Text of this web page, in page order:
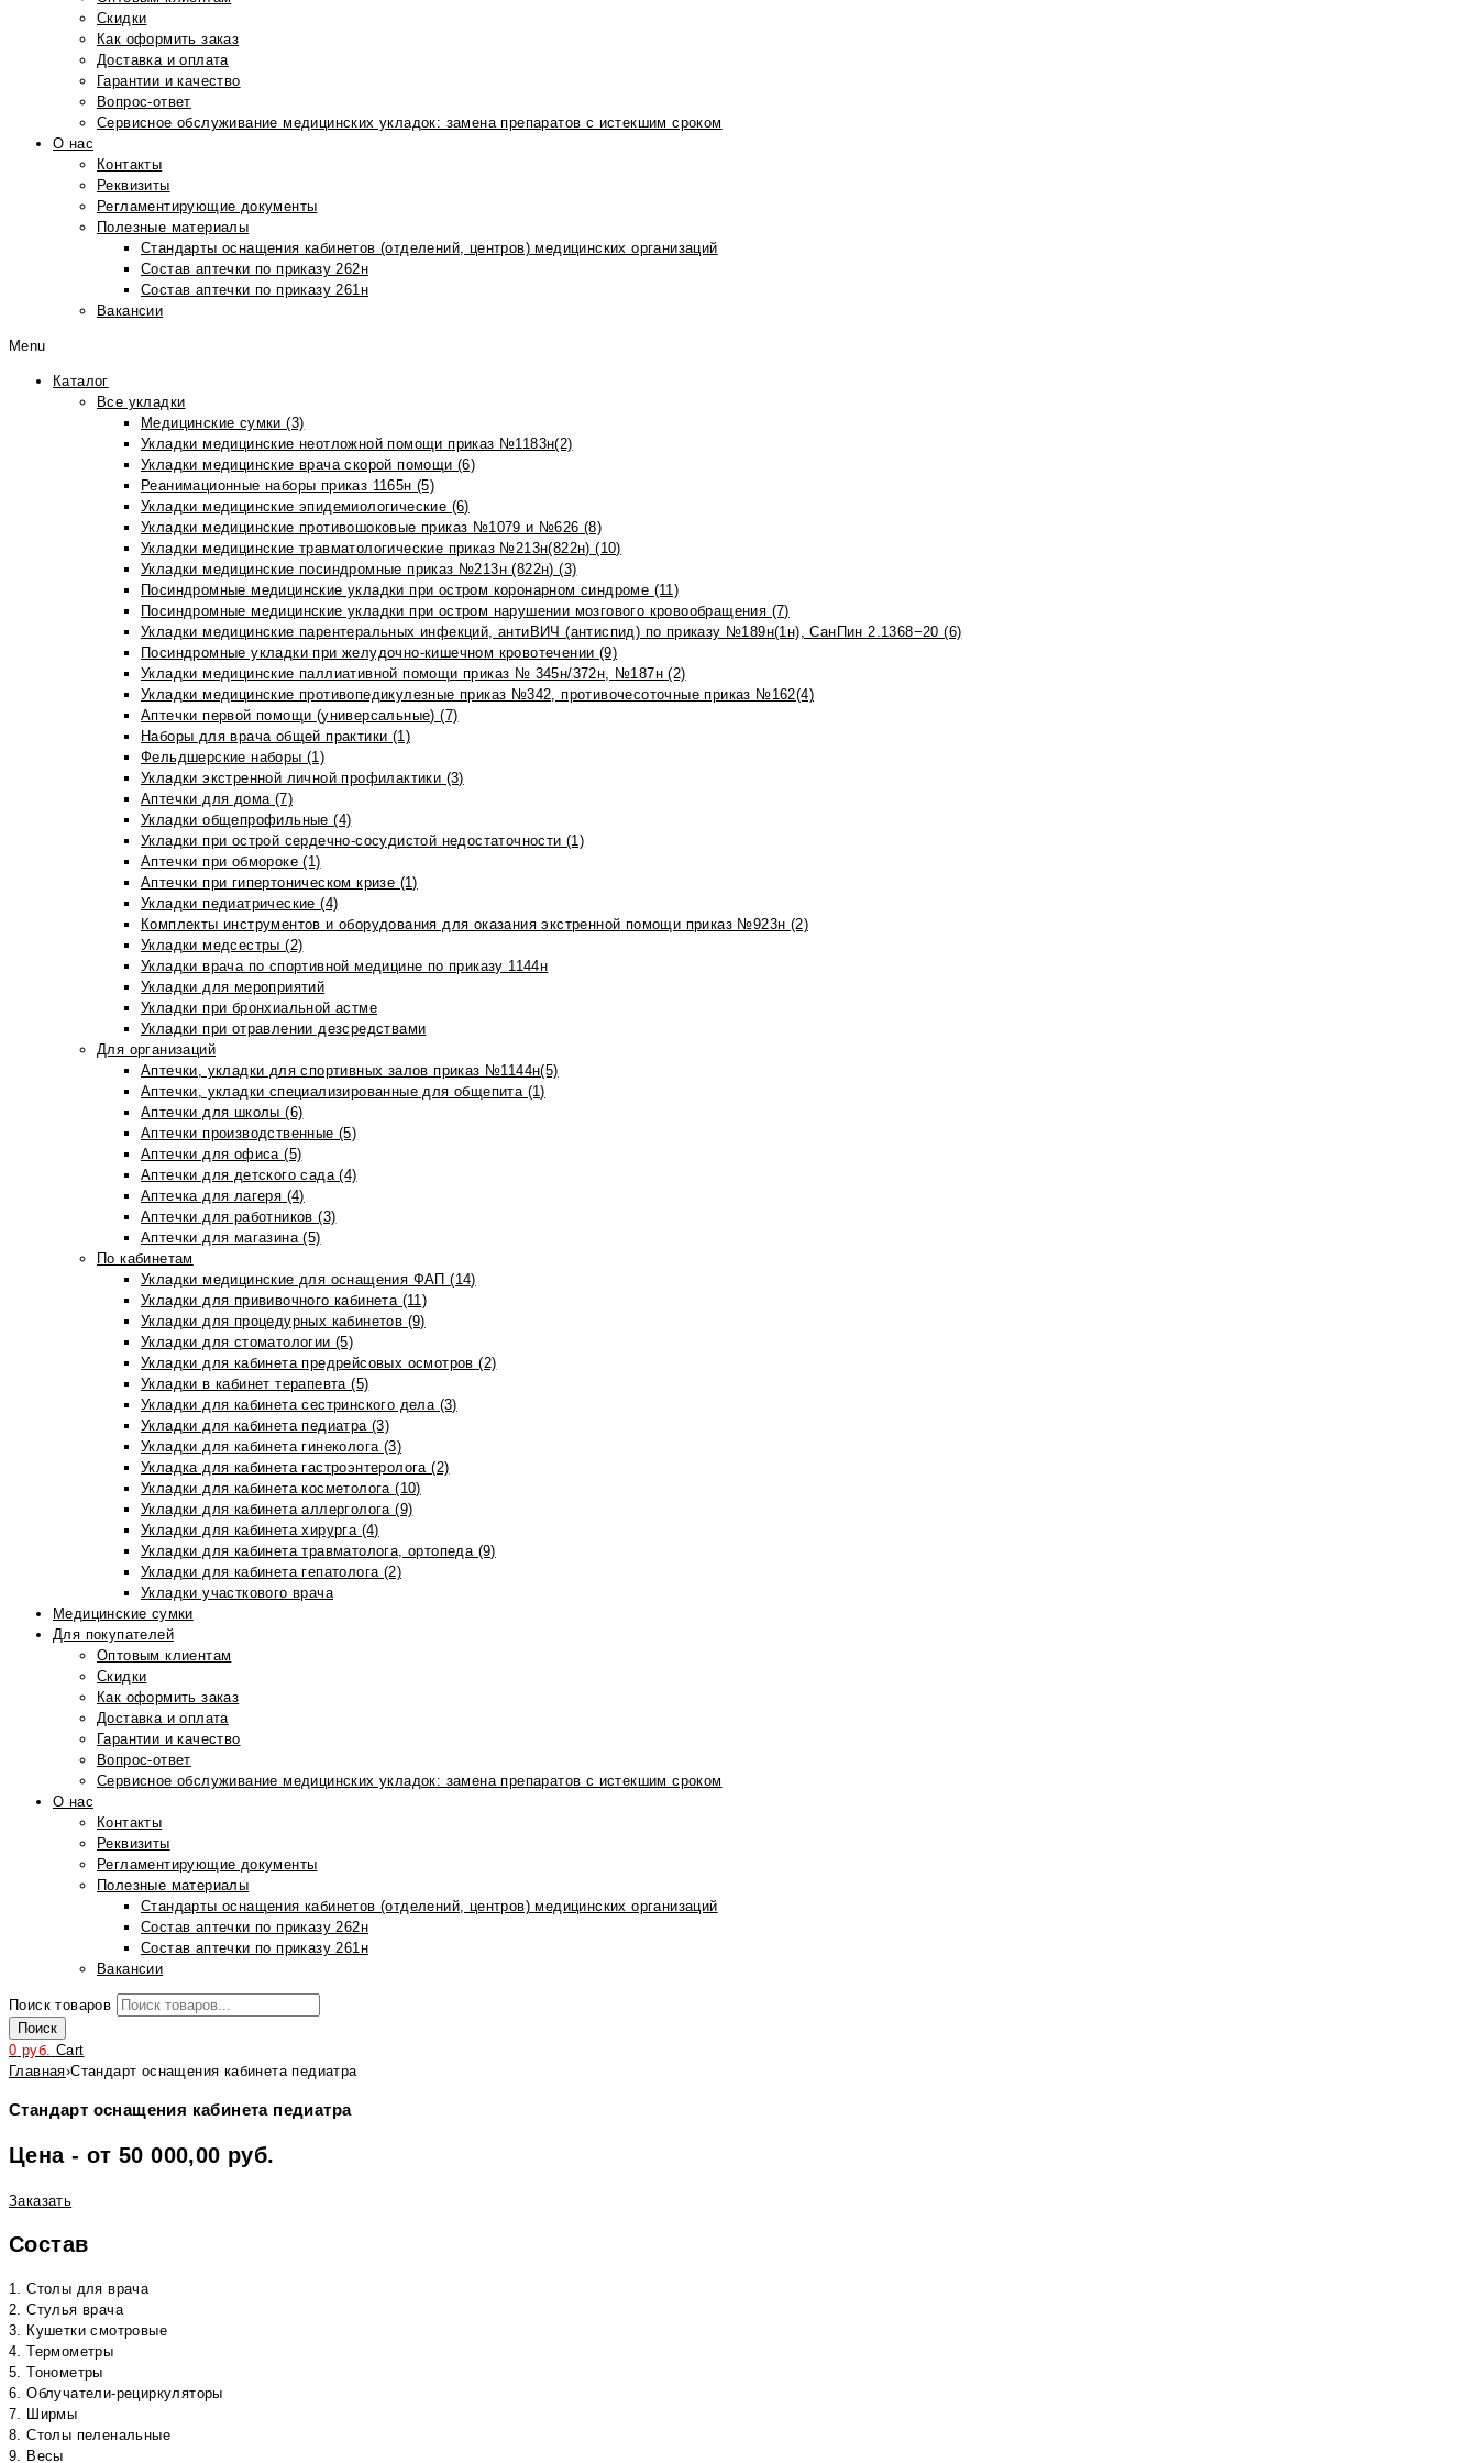
Скидки
Как оформить заказ
Доставка и оплата
Гарантии и качество
Вопрос-ответ
Сервисное обслуживание медицинских укладок: замена препаратов с истекшим сроком
О нас
Контакты
Реквизиты
Регламентирующие документы
Полезные материалы
Стандарты оснащения кабинетов (отделений, центров) медицинских организаций
Состав аптечки по приказу 262н
Состав аптечки по приказу 261н
Вакансии
Menu
Каталог
Все укладки
Медицинские сумки (3)
Укладки медицинские неотложной помощи приказ №1183н(2)
Укладки медицинские врача скорой помощи (6)
Реанимационные наборы приказ 1165н (5)
Укладки медицинские эпидемиологические (6)
Укладки медицинские противошоковые приказ №1079 и №626 (8)
Укладки медицинские травматологические приказ №213н(822н) (10)
Укладки медицинские посиндромные приказ №213н (822н) (3)
Посиндромные медицинские укладки при остром коронарном синдроме (11)
Посиндромные медицинские укладки при остром нарушении мозгового кровообращения (7)
Укладки медицинские парентеральных инфекций, антиВИЧ (антиспид) по приказу №189н(1н), СанПин 2.1368−20 (6)
Посиндромные укладки при желудочно-кишечном кровотечении (9)
Укладки медицинские паллиативной помощи приказ № 345н/372н, №187н (2)
Укладки медицинские противопедикулезные приказ №342, противочесоточные приказ №162(4)
Аптечки первой помощи (универсальные) (7)
Наборы для врача общей практики (1)
Фельдшерские наборы (1)
Укладки экстренной личной профилактики (3)
Аптечки для дома (7)
Укладки общепрофильные (4)
Укладки при острой сердечно-сосудистой недостаточности (1)
Аптечки при обмороке (1)
Аптечки при гипертоническом кризе (1)
Укладки педиатрические (4)
Комплекты инструментов и оборудования для оказания экстренной помощи приказ №923н (2)
Укладки медсестры (2)
Укладки врача по спортивной медицине по приказу 1144н
Укладки для мероприятий
Укладки при бронхиальной астме
Укладки при отравлении дезсредствами
Для организаций
Аптечки, укладки для спортивных залов приказ №1144н(5)
Аптечки, укладки специализированные для общепита (1)
Аптечки для школы (6)
Аптечки производственные (5)
Аптечки для офиса (5)
Аптечки для детского сада (4)
Аптечка для лагеря (4)
Аптечки для работников (3)
Аптечки для магазина (5)
По кабинетам
Укладки медицинские для оснащения ФАП (14)
Укладки для прививочного кабинета (11)
Укладки для процедурных кабинетов (9)
Укладки для стоматологии (5)
Укладки для кабинета предрейсовых осмотров (2)
Укладки в кабинет терапевта (5)
Укладки для кабинета сестринского дела (3)
Укладки для кабинета педиатра (3)
Укладки для кабинета гинеколога (3)
Укладка для кабинета гастроэнтеролога (2)
Укладки для кабинета косметолога (10)
Укладки для кабинета аллерголога (9)
Укладки для кабинета хирурга (4)
Укладки для кабинета травматолога, ортопеда (9)
Укладки для кабинета гепатолога (2)
Укладки участкового врача
Медицинские сумки
Для покупателей
Оптовым клиентам
Скидки
Как оформить заказ
Доставка и оплата
Гарантии и качество
Вопрос-ответ
Сервисное обслуживание медицинских укладок: замена препаратов с истекшим сроком
О нас
Контакты
Реквизиты
Регламентирующие документы
Полезные материалы
Стандарты оснащения кабинетов (отделений, центров) медицинских организаций
Состав аптечки по приказу 262н
Состав аптечки по приказу 261н
Вакансии
Поиск товаров
Поиск
0 руб. Cart
Главная›Стандарт оснащения кабинета педиатра
Стандарт оснащения кабинета педиатра
Цена - от 50 000,00 руб.
Заказать
Состав
1. Столы для врача
2. Стулья врача
3. Кушетки смотровые
4. Термометры
5. Тонометры
6. Облучатели-рециркуляторы
7. Ширмы
8. Столы пеленальные
9. Весы